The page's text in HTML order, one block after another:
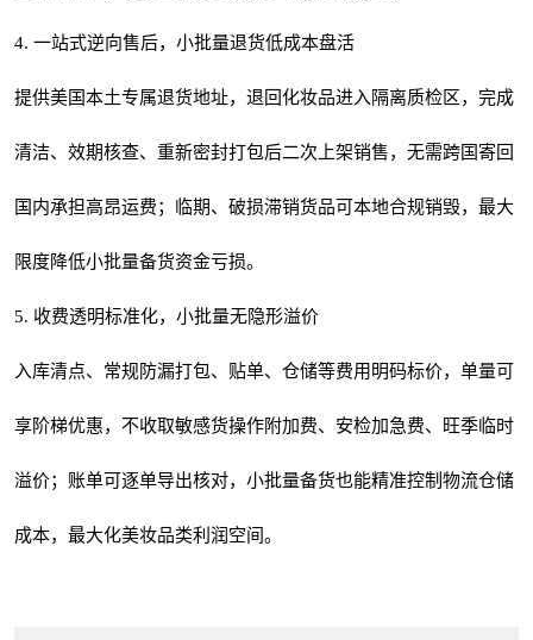
4. 一站式逆向售后，小批量退货低成本盘活
提供美国本土专属退货地址，退回化妆品进入隔离质检区，完成
清洁、效期核查、重新密封打包后二次上架销售，无需跨国寄回
国内承担高昂运费；临期、破损滞销货品可本地合规销毁，最大
限度降低小批量备货资金亏损。
5. 收费透明标准化，小批量无隐形溢价
入库清点、常规防漏打包、贴单、仓储等费用明码标价，单量可
享阶梯优惠，不收取敏感货操作附加费、安检加急费、旺季临时
溢价；账单可逐单导出核对，小批量备货也能精准控制物流仓储
成本，最大化美妆品类利润空间。